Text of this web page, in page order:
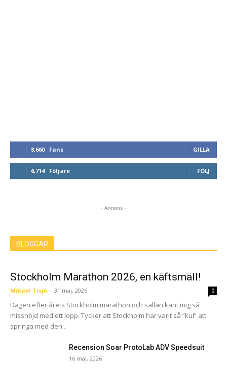
8,660 Fans GILLA
6,714 Följare FÖLJ
- Annons -
BLOGGAR
Stockholm Marathon 2026, en käftsmäll!
Mikael Tisjö - 31 maj, 2026 0
Dagen efter årets Stockholm marathon och sällan känt mig så
missnöjd med ett lopp. Tycker att Stockholm har varit så ”kul” att
springa med den...
Recension Soar ProtoLab ADV Speedsuit
16 maj, 2026